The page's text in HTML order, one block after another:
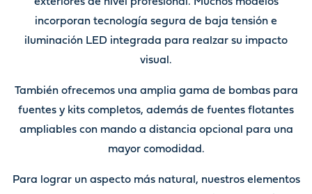
exteriores de nivel profesional. Muchos modelos
incorporan tecnología segura de baja tensión e
iluminación LED integrada para realzar su impacto
visual.
También ofrecemos una amplia gama de bombas para
fuentes y kits completos, además de fuentes flotantes
ampliables con mando a distancia opcional para una
mayor comodidad.
Para lograr un aspecto más natural, nuestros elementos